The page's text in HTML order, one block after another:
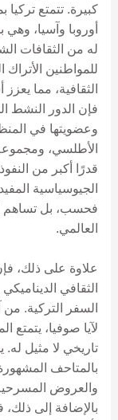
كبيرة. تتمتع
أوروبا وآسيا،
له من الثقافات
للمواطنين
الثقافية، مما
فإن الدور النشط
وعضويتها في
الأطلسي،
قدرًا أكبر من
الجيوسياسية
فحسب، بل تساهم
العالمي.
علاوة على ذلك،
الثقافي
السفر التركية. من
لآيا صوفيا، يتمتع
تاريخي لا مثيل له.
بالمتاحف المشهورة
والعروض المسرحية،
بالإضافة إلى ذلك،